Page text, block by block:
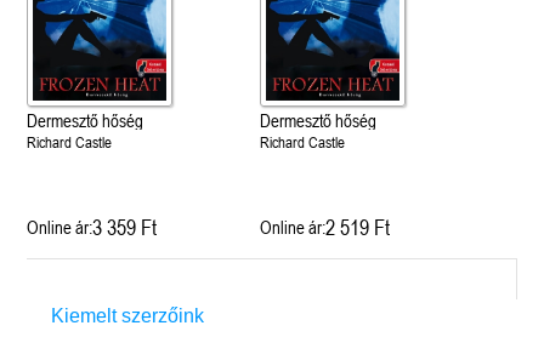
Dermesztő hőség
Richard Castle
Online ár:3 359 Ft
Dermesztő hőség
Richard Castle
Online ár:2 519 Ft
Kiemelt szerzőink